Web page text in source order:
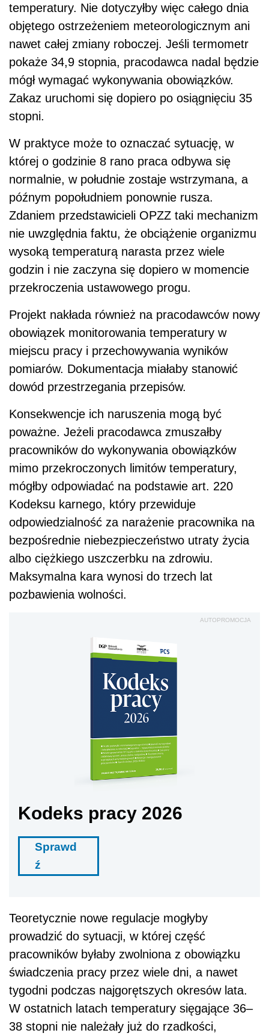
temperatury. Nie dotyczyłby więc całego dnia
objętego ostrzeżeniem meteorologicznym ani
nawet całej zmiany roboczej. Jeśli termometr
pokaże 34,9 stopnia, pracodawca nadal będzie
mógł wymagać wykonywania obowiązków.
Zakaz uruchomi się dopiero po osiągnięciu 35
stopni.
W praktyce może to oznaczać sytuację, w
której o godzinie 8 rano praca odbywa się
normalnie, w południe zostaje wstrzymana, a
późnym popołudniem ponownie rusza.
Zdaniem przedstawicieli OPZZ taki mechanizm
nie uwzględnia faktu, że obciążenie organizmu
wysoką temperaturą narasta przez wiele
godzin i nie zaczyna się dopiero w momencie
przekroczenia ustawowego progu.
Projekt nakłada również na pracodawców nowy
obowiązek monitorowania temperatury w
miejscu pracy i przechowywania wyników
pomiarów. Dokumentacja miałaby stanowić
dowód przestrzegania przepisów.
Konsekwencje ich naruszenia mogą być
poważne. Jeżeli pracodawca zmuszałby
pracowników do wykonywania obowiązków
mimo przekroczonych limitów temperatury,
mógłby odpowiadać na podstawie art. 220
Kodeksu karnego, który przewiduje
odpowiedzialność za narażenie pracownika na
bezpośrednie niebezpieczeństwo utraty życia
albo ciężkiego uszczerbku na zdrowiu.
Maksymalna kara wynosi do trzech lat
pozbawienia wolności.
AUTOPROMOCJA
Kodeks pracy 2026
Sprawd
ź
Teoretycznie nowe regulacje mogłyby
prowadzić do sytuacji, w której część
pracowników byłaby zwolniona z obowiązku
świadczenia pracy przez wiele dni, a nawet
tygodni podczas najgorętszych okresów lata.
W ostatnich latach temperatury sięgające 36–
38 stopni nie należały już do rzadkości,